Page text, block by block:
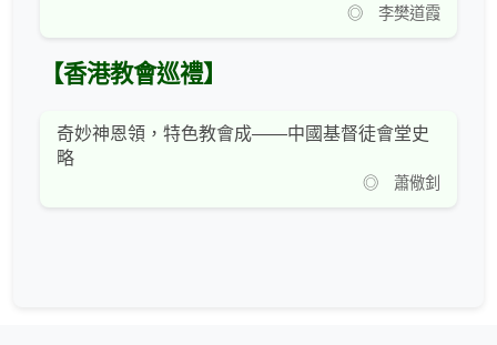
◎ 李樊道霞
【香港教會巡禮】
奇妙神恩領，特色教會成——中國基督徒會堂史
略
◎ 蕭儆釗